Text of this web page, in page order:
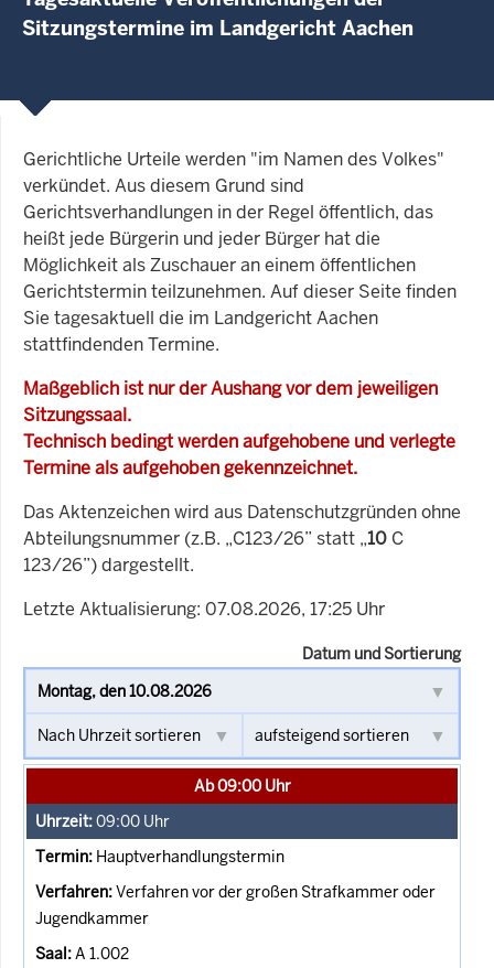
Sitzungstermine im Landgericht Aachen
Gerichtliche Urteile werden "im Namen des Volkes"
verkündet. Aus diesem Grund sind
Gerichtsverhandlungen in der Regel öffentlich, das
heißt jede Bürgerin und jeder Bürger hat die
Möglichkeit als Zuschauer an einem öffentlichen
Gerichtstermin teilzunehmen. Auf dieser Seite finden
Sie tagesaktuell die im Landgericht Aachen
stattfindenden Termine.
Maßgeblich ist nur der Aushang vor dem jeweiligen
Sitzungssaal.
Technisch bedingt werden aufgehobene und verlegte
Termine als aufgehoben gekennzeichnet.
Das Aktenzeichen wird aus Datenschutzgründen ohne
Abteilungsnummer (z.B. „C123/26” statt „10 C
123/26”) dargestellt.
Letzte Aktualisierung: 07.08.2026, 17:25 Uhr
Datum und Sortierung
Ab 09:00 Uhr
09:00 Uhr
Hauptverhandlungstermin
Verfahren vor der großen Strafkammer oder
Jugendkammer
A 1.002